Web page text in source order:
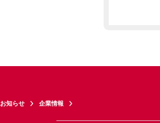
お知らせ 企業情報